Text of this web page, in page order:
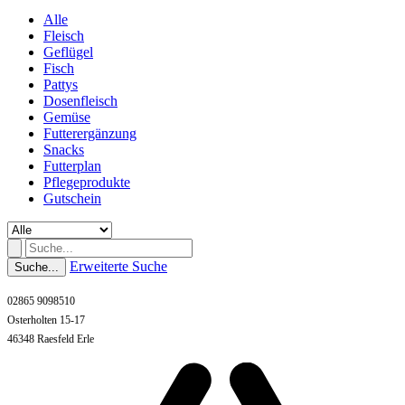
Alle
Fleisch
Geflügel
Fisch
Pattys
Dosenfleisch
Gemüse
Futterergänzung
Snacks
Futterplan
Pflegeprodukte
Gutschein
Suche... Erweiterte Suche
02865 9098510
Osterholten 15-17
46348 Raesfeld Erle